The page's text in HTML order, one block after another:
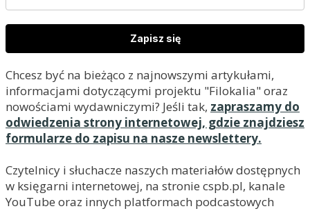
Zapisz się
Chcesz być na bieżąco z najnowszymi artykułami,
informacjami dotyczącymi projektu "Filokalia" oraz
nowościami wydawniczymi? Jeśli tak, zapraszamy do
odwiedzenia strony internetowej, gdzie znajdziesz
formularze do zapisu na nasze newslettery.
Czytelnicy i słuchacze naszych materiałów dostępnych
w księgarni internetowej, na stronie cspb.pl, kanale
YouTube oraz innych platformach podcastowych